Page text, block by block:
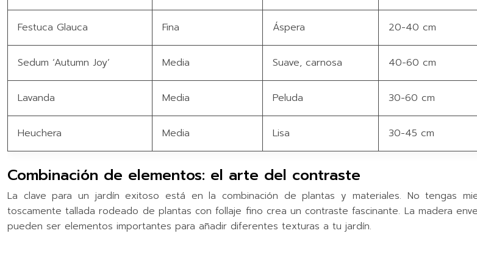
Festuca Glauca Fina Áspera 20-40 cm
Sedum ‘Autumn Joy’ Media Suave, carnosa 40-60 cm
Lavanda Media Peluda 30-60 cm
Heuchera Media Lisa 30-45 cm
Combinación de elementos: el arte del contraste
La clave para un jardín exitoso está en la combinación de plantas y materiales. No tengas
toscamente tallada rodeado de plantas con follaje fino crea un contraste fascinante. La madera
pueden ser elementos importantes para añadir diferentes texturas a tu jardín.